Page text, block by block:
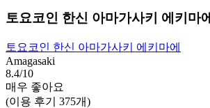
토요코인 한신 아마가사키 에키마에
토요코인 한신 아마가사키 에키마에
Amagasaki
8.4/10
매우 좋아요
(이용 후기 375개)